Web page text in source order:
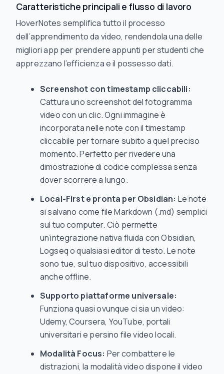
Caratteristiche principali e flusso di lavoro
HoverNotes semplifica tutto il processo
dell’apprendimento da video, rendendola una delle
migliori app per prendere appunti per studenti che
apprezzano l’efficienza e il possesso dati.
Screenshot con timestamp cliccabili:
Cattura uno screenshot del fotogramma
video con un clic. Ogni immagine è
incorporata nelle note con il timestamp
cliccabile per tornare subito a quel preciso
momento. Perfetto per rivedere una
dimostrazione di codice complessa senza
dover scorrere a lungo.
Local-First e pronta per Obsidian: Le note
si salvano come file Markdown (.md) semplici
sul tuo computer. Ciò permette
un’integrazione nativa fluida con Obsidian,
Logseq o qualsiasi editor di testo. Le note
sono tue, sul tuo dispositivo, accessibili
anche offline.
Supporto piattaforme universale:
Funziona quasi ovunque ci sia un video:
Udemy, Coursera, YouTube, portali
universitari e persino file video locali.
Modalità Focus: Per combattere le
distrazioni, la modalità video dispone il video